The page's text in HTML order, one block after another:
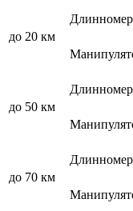
до 20 км
Длинномер
до 50 км
Длинномер
до 70 км
Длинномер